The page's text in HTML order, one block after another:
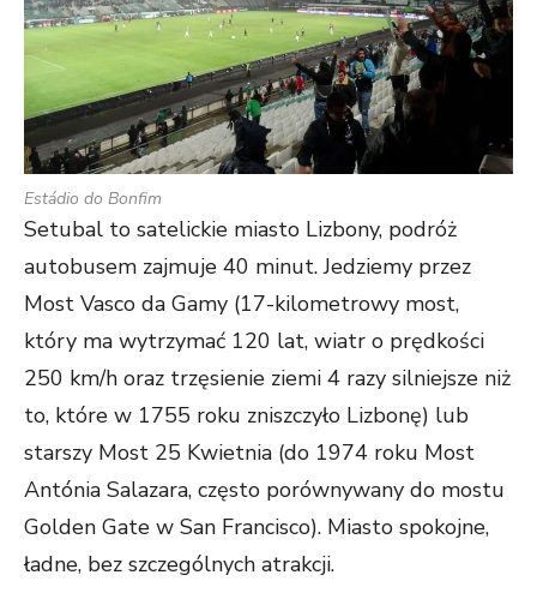
Estádio do Bonfim
Setubal to satelickie miasto Lizbony, podróż
autobusem zajmuje 40 minut. Jedziemy przez
Most Vasco da Gamy (17-kilometrowy most,
który ma wytrzymać 120 lat, wiatr o prędkości
250 km/h oraz trzęsienie ziemi 4 razy silniejsze niż
to, które w 1755 roku zniszczyło Lizbonę) lub
starszy Most 25 Kwietnia (do 1974 roku Most
Antónia Salazara, często porównywany do mostu
Golden Gate w San Francisco). Miasto spokojne,
ładne, bez szczególnych atrakcji.